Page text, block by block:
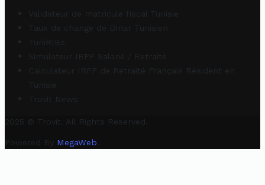
Validateur de matricule fiscal Tunisie
Taux de change de Dinar Tunisien
TuniRIBs
Simulateur IRPP Salarié / Retraité
Calculateur IRPP de Retraité Français Résident en
Tunisie
Trovit News
2025 © Trovit. All Rights Reserved.
Powered By MegaWeb